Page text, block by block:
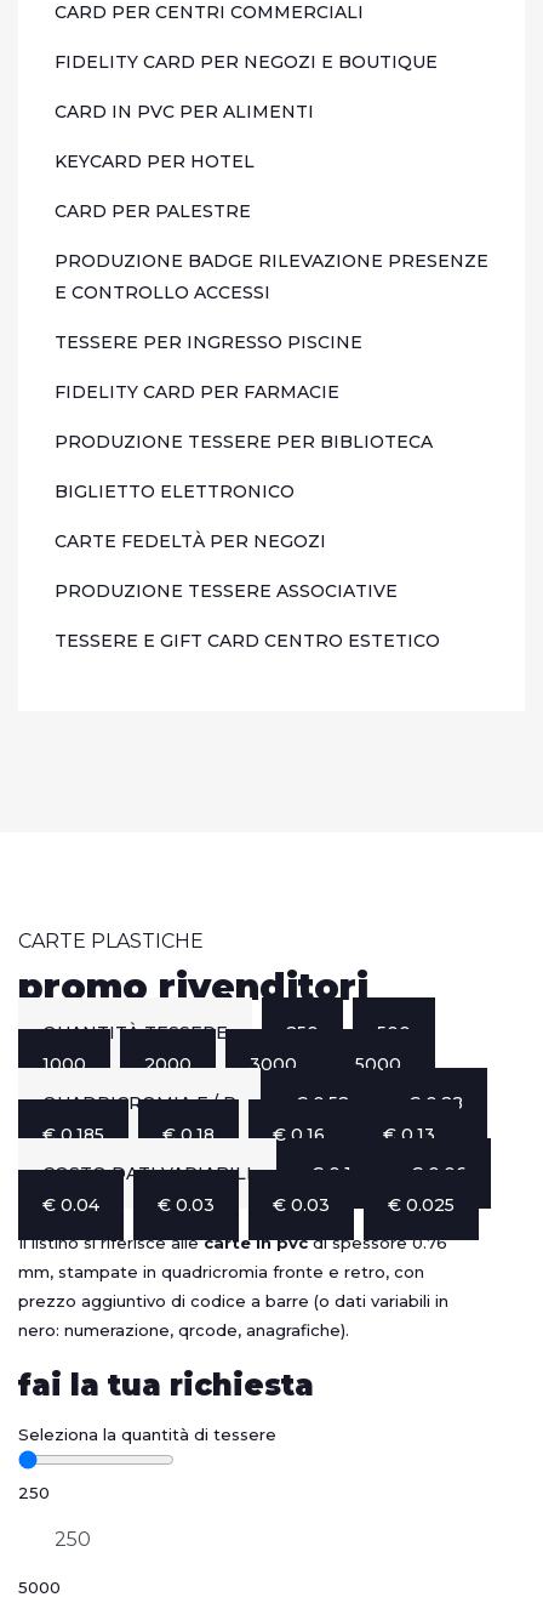
CARD PER CENTRI COMMERCIALI
FIDELITY CARD PER NEGOZI E BOUTIQUE
CARD IN PVC PER ALIMENTI
KEYCARD PER HOTEL
CARD PER PALESTRE
PRODUZIONE BADGE RILEVAZIONE PRESENZE
E CONTROLLO ACCESSI
TESSERE PER INGRESSO PISCINE
FIDELITY CARD PER FARMACIE
PRODUZIONE TESSERE PER BIBLIOTECA
BIGLIETTO ELETTRONICO
CARTE FEDELTÀ PER NEGOZI
PRODUZIONE TESSERE ASSOCIATIVE
TESSERE E GIFT CARD CENTRO ESTETICO
CARTE PLASTICHE
promo rivenditori
QUANTITÀ TESSERE 250
500
1000
2000 3000
5000
QUADRICROMIA F / R
€ 0.52
€ 0.28
€ 0.185
€ 0.18 € 0.16
€ 0.13
COSTO DATI VARIABILI
€ 0.1
€ 0.06
€ 0.04
€ 0.03 € 0.03 € 0.025
Il listino si riferisce allecarte in pvcdi spessore 0.76
mm, stampate in quadricromia fronte e retro, con
prezzo aggiuntivo di codice a barre (o dati variabili in
nero: numerazione, qrcode, anagrafiche).
fai la tua richiesta
Seleziona la quantità di tessere
250
5000